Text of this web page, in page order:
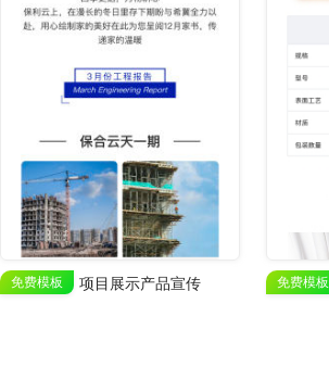
免费模板 项目展示产品宣传 免费模板